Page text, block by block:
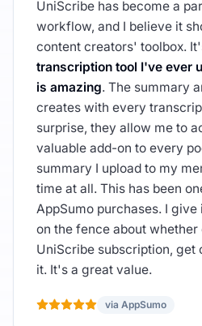
UniScribe has become a
workflow, and I believe it
content creators' toolbox.
transcription tool I've ever
is amazing. The summary
creates with every
surprise, they allow me to
valuable add-on to every
summary I upload to my
time at all. This has been
AppSumo purchases. I
on the fence about whether
UniScribe subscription, get
it. It's a great value.
via AppSumo